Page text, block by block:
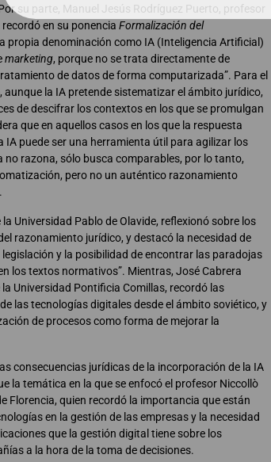
su parte, Manuel Jesús Rodríguez Puerto, profesor
en su ponencia Formalización del
propia denominación como IA (Inteligencia Artificial)
marketing, porque no se trata directamente de
de datos de forma computarizada”. Para el
aunque la IA pretende sistematizar el ámbito jurídico,
de descifrar los contextos en los que se promulgan
que en aquellos casos en los que la respuesta
IA puede ser una herramienta útil para agilizar los
no razona, sólo busca comparables, por lo tanto,
pero no un auténtico razonamiento
Universidad Pablo de Olavide, reflexionó sobre los
razonamiento jurídico, y destacó la necesidad de
y la posibilidad de encontrar las paradojas
los textos normativos”. Mientras, José Cabrera
Universidad Pontificia Comillas, recordó las
las tecnologías digitales desde el ámbito soviético, y
de procesos como forma de mejorar la
consecuencias jurídicas de la incorporación de la IA
la temática en la que se enfocó el profesor Niccollò
Florencia, quien recordó la importancia que están
en la gestión de las empresas y la necesidad
que la gestión digital tiene sobre los
a la hora de la toma de decisiones.